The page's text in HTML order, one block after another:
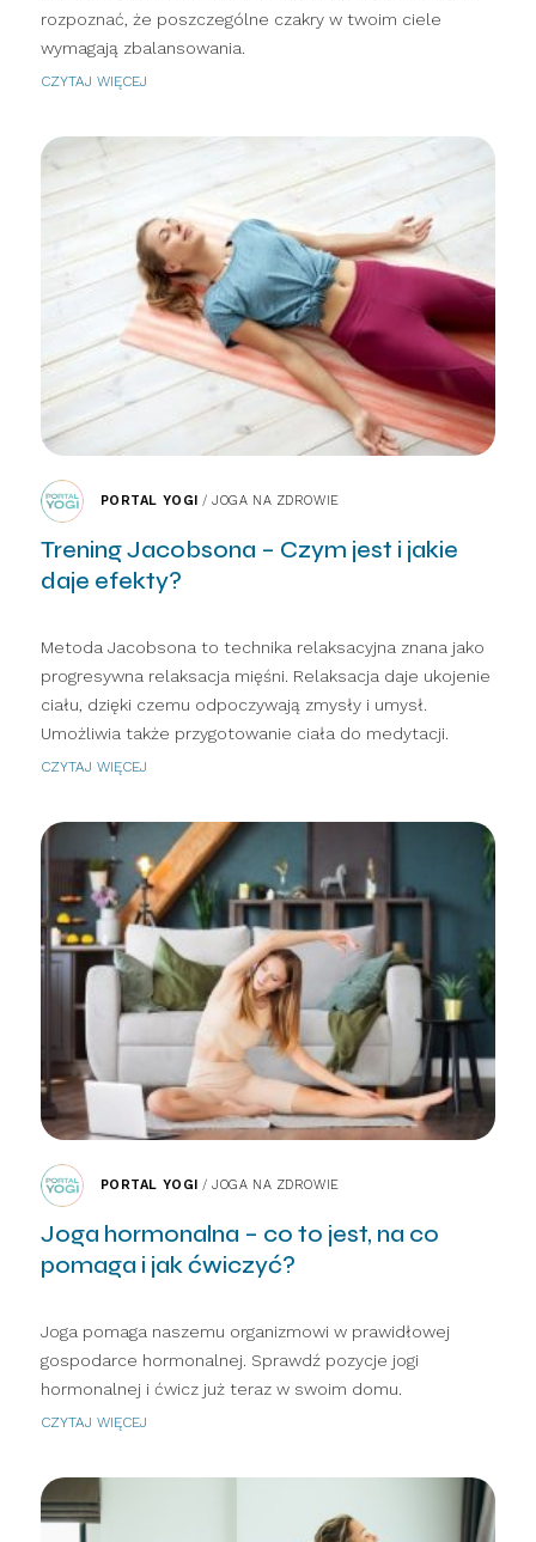
rozpoznać, że poszczególne czakry w twoim ciele
wymagają zbalansowania.
CZYTAJ WIĘCEJ
PORTAL YOGI /JOGA NA ZDROWIE
Trening Jacobsona – Czym jest i jakie
daje efekty?
Metoda Jacobsona to technika relaksacyjna znana jako
progresywna relaksacja mięśni. Relaksacja daje ukojenie
ciału, dzięki czemu odpoczywają zmysły i umysł.
Umożliwia także przygotowanie ciała do medytacji.
CZYTAJ WIĘCEJ
PORTAL YOGI /JOGA NA ZDROWIE
Joga hormonalna – co to jest, na co
pomaga i jak ćwiczyć?
Joga pomaga naszemu organizmowi w prawidłowej
gospodarce hormonalnej. Sprawdź pozycje jogi
hormonalnej i ćwicz już teraz w swoim domu.
CZYTAJ WIĘCEJ